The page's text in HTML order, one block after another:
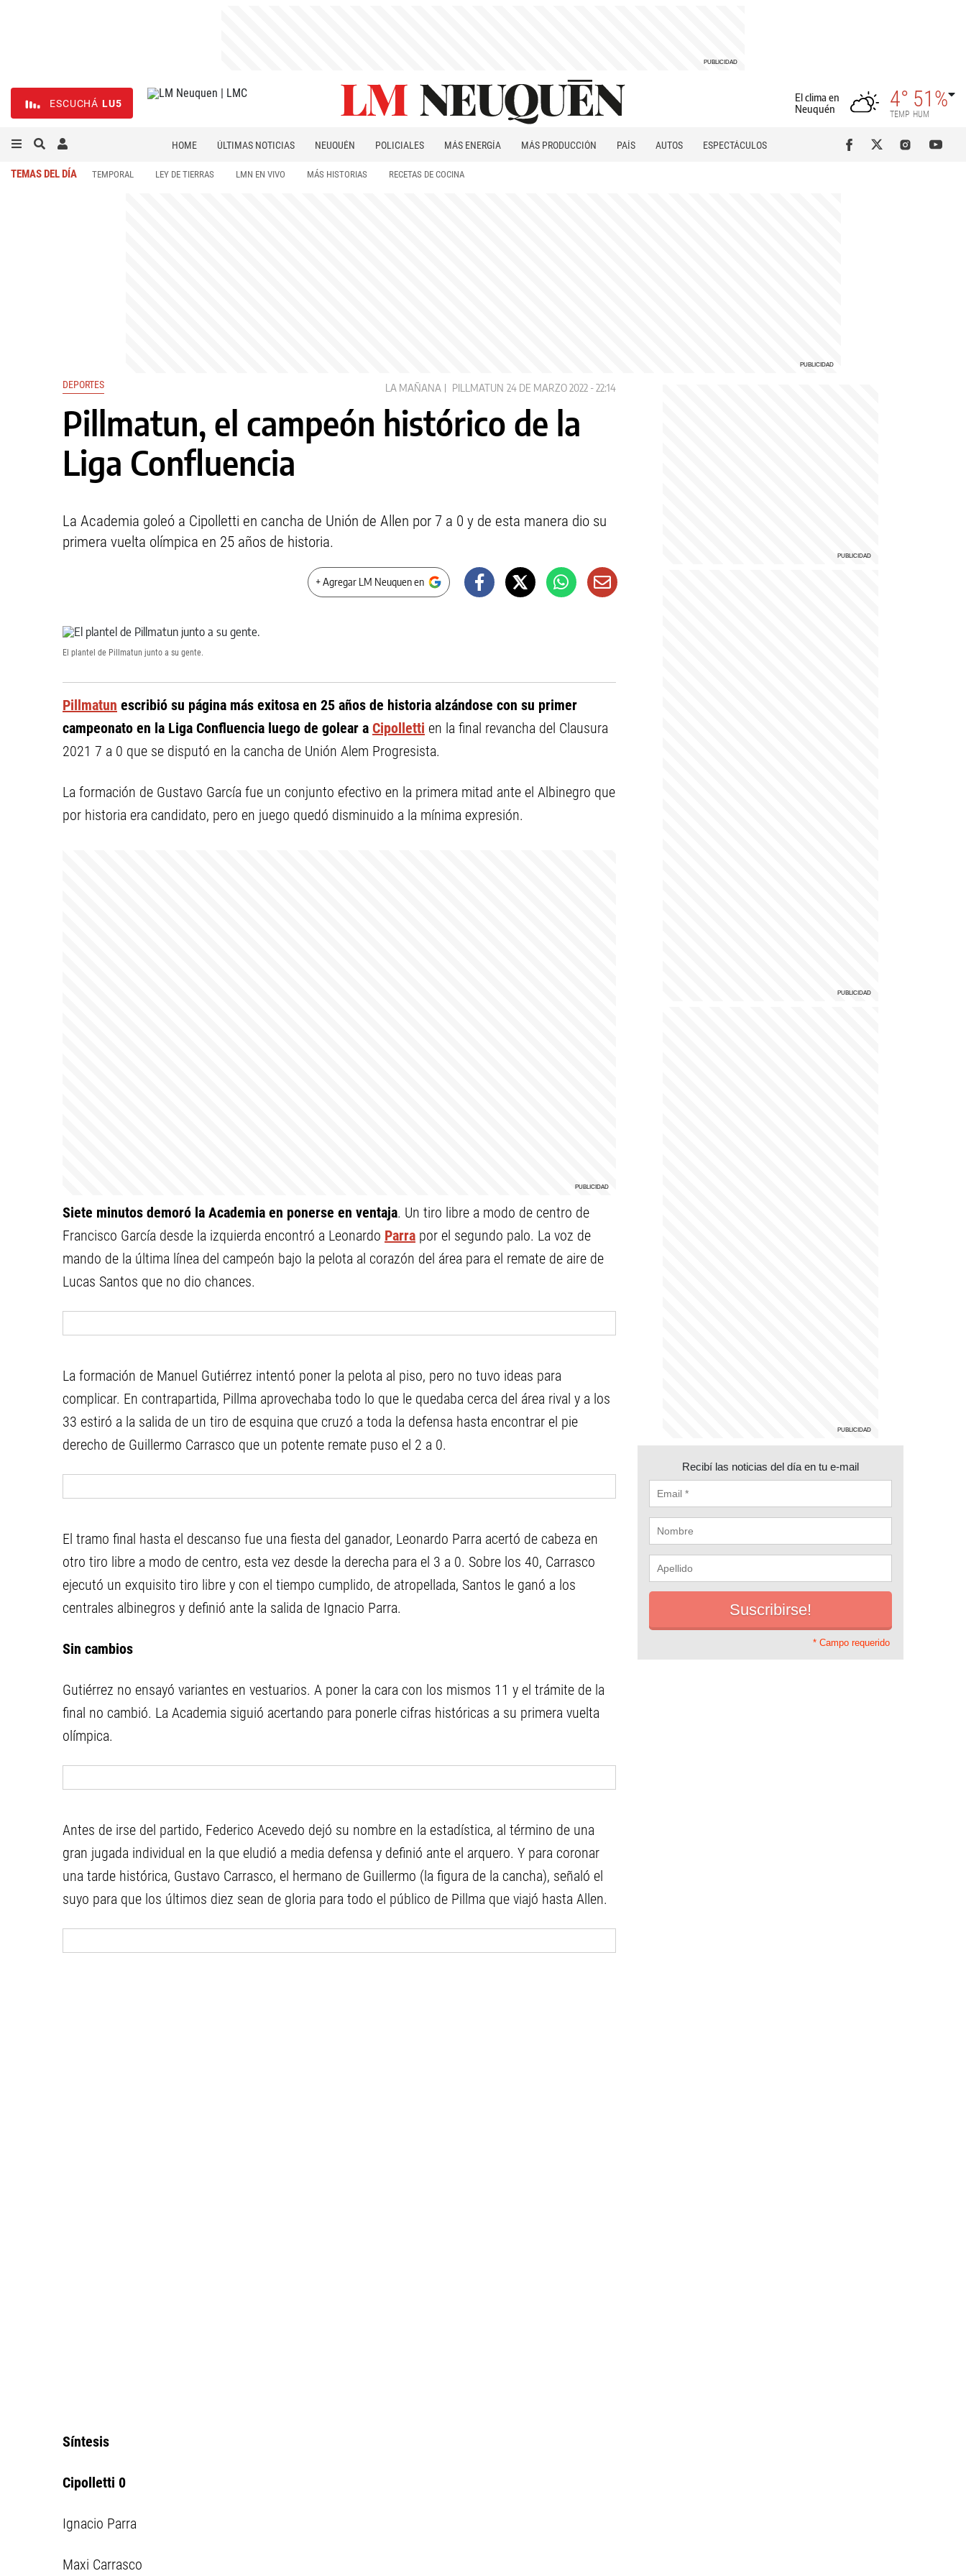
ESCUCHÁ LU5
El clima en
Neuquén
4°
TEMP
51%
HUM
HOME ÚLTIMAS NOTICIAS NEUQUÉN POLICIALES MÁS ENERGÍA MÁS PRODUCCIÓN PAÍS AUTOS
ESPECTÁCULOS
TEMAS DEL DÍA TEMPORAL LEY DE TIERRAS LMN EN VIVO MÁS HISTORIAS RECETAS DE COCINA
DEPORTES LA MAÑANA PILLMATUN 24 DE MARZO 2022 - 22:14
Pillmatun, el campeón histórico de la
Liga Confluencia
La Academia goleó a Cipolletti en cancha de Unión de Allen por 7 a 0 y de esta manera dio su
primera vuelta olímpica en 25 años de historia.
+ Agregar LM Neuquen en
El plantel de Pillmatun junto a su gente.
Pillmatun escribió su página más exitosa en 25 años de historia alzándose con su primer
campeonato en la Liga Confluencia luego de golear a Cipolletti en la final revancha del Clausura
2021 7 a 0 que se disputó en la cancha de Unión Alem Progresista.
La formación de Gustavo García fue un conjunto efectivo en la primera mitad ante el Albinegro que
por historia era candidato, pero en juego quedó disminuido a la mínima expresión.
Siete minutos demoró la Academia en ponerse en ventaja. Un tiro libre a modo de centro de
Francisco García desde la izquierda encontró a Leonardo Parra por el segundo palo. La voz de
mando de la última línea del campeón bajo la pelota al corazón del área para el remate de aire de
Lucas Santos que no dio chances.
La formación de Manuel Gutiérrez intentó poner la pelota al piso, pero no tuvo ideas para
complicar. En contrapartida, Pillma aprovechaba todo lo que le quedaba cerca del área rival y a los
33 estiró a la salida de un tiro de esquina que cruzó a toda la defensa hasta encontrar el pie
derecho de Guillermo Carrasco que un potente remate puso el 2 a 0.
El tramo final hasta el descanso fue una fiesta del ganador, Leonardo Parra acertó de cabeza en
otro tiro libre a modo de centro, esta vez desde la derecha para el 3 a 0. Sobre los 40, Carrasco
ejecutó un exquisito tiro libre y con el tiempo cumplido, de atropellada, Santos le ganó a los
centrales albinegros y definió ante la salida de Ignacio Parra.
Sin cambios
Gutiérrez no ensayó variantes en vestuarios. A poner la cara con los mismos 11 y el trámite de la
final no cambió. La Academia siguió acertando para ponerle cifras históricas a su primera vuelta
olímpica.
Antes de irse del partido, Federico Acevedo dejó su nombre en la estadística, al término de una
gran jugada individual en la que eludió a media defensa y definió ante el arquero. Y para coronar
una tarde histórica, Gustavo Carrasco, el hermano de Guillermo (la figura de la cancha), señaló el
suyo para que los últimos diez sean de gloria para todo el público de Pillma que viajó hasta Allen.
Síntesis
Cipolletti 0
Ignacio Parra
Maxi Carrasco
Recibí las noticias del día en tu e-mail
* Campo requerido